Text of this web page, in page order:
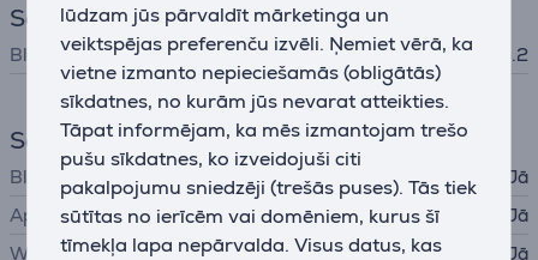
lūdzam jūs pārvaldīt mārketinga un
veiktspējas preferenču izvēli. Ņemiet vērā, ka
vietne izmanto nepieciešamās (obligātās)
sīkdatnes, no kurām jūs nevarat atteikties.
Tāpat informējam, ka mēs izmantojam trešo
pušu sīkdatnes, ko izveidojuši citi
pakalpojumu sniedzēji (trešās puses). Tās tiek
sūtītas no ierīcēm vai domēniem, kurus šī
tīmekļa lapa nepārvalda. Visus datus, kas
Savienojums
Bluetooth Bluetooth 4.2
Savienojumi
Bluetooth
Jā
Apple AirPlay 2
Jā
WiFi
Jā